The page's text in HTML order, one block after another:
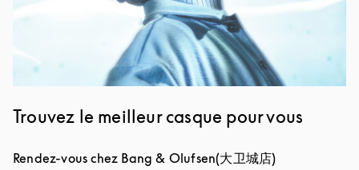
Trouvez le meilleur casque pour vous
Rendez-vous chez Bang & Olufsen(大卫城店)